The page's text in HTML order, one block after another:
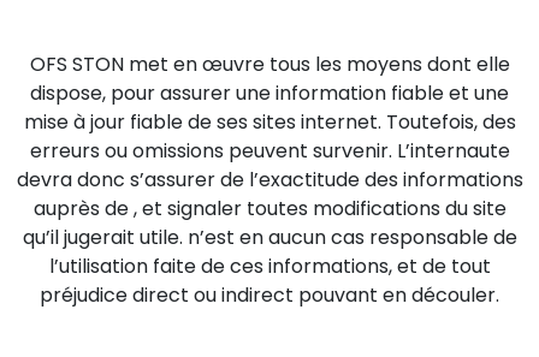
OFS STON met en œuvre tous les moyens dont elle
dispose, pour assurer une information fiable et une
mise à jour fiable de ses sites internet. Toutefois, des
erreurs ou omissions peuvent survenir. L’internaute
devra donc s’assurer de l’exactitude des informations
auprès de , et signaler toutes modifications du site
qu’il jugerait utile. n’est en aucun cas responsable de
l’utilisation faite de ces informations, et de tout
préjudice direct ou indirect pouvant en découler.